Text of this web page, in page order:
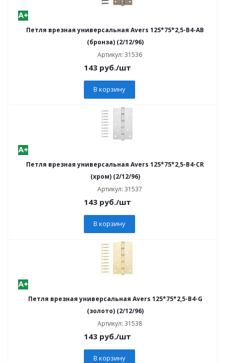
Петля врезная универсальная Avers 125*75*2,5-B4-AB
(бронза) (2/12/96)
Артикул: 31536
143 руб./шт
В корзину
Петля врезная универсальная Avers 125*75*2,5-B4-CR
(хром) (2/12/96)
Артикул: 31537
143 руб./шт
В корзину
Петля врезная универсальная Avers 125*75*2,5-B4-G
(золото) (2/12/96)
Артикул: 31538
143 руб./шт
В корзину